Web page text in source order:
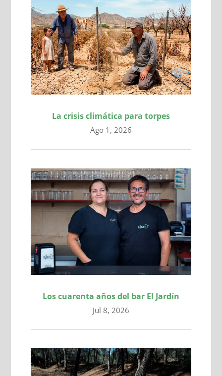
La crisis climática para torpes
Ago 1, 2026
Los cuarenta años del bar El Jardín
Jul 8, 2026